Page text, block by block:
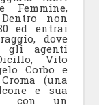
non
ed entrai
dove
gli agenti
Vito
Corbo e
(una
e sua
con un